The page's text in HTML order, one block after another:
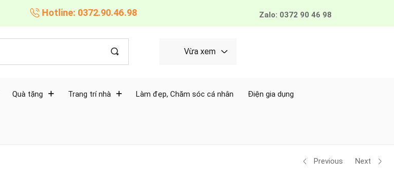
Hotline: 0372.90.46.98 Zalo: 0372 90 46 98
Vừa xem
Quà tặng Trang trí nhà Làm đẹp, Chăm sóc cá nhân Điện gia dụng
Previous Next